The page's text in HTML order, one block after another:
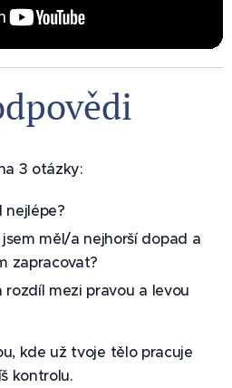
✅
3 otázky:
nejlépe?
měl/a nejhorší dopad a
zapracovat?
mezi pravou a levou
kde už tvoje tělo pracuje
kontrolu.